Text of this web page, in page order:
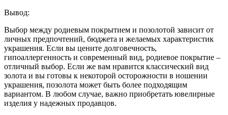
Вывод:
Выбор между родиевым покрытием и позолотой зависит от
личных предпочтений, бюджета и желаемых характеристик
украшения. Если вы цените долговечность,
гипоаллергенность и современный вид, родиевое покрытие –
отличный выбор. Если же вам нравится классический вид
золота и вы готовы к некоторой осторожности в ношении
украшения, позолота может быть более подходящим
вариантом. В любом случае, важно приобретать ювелирные
изделия у надежных продавцов.